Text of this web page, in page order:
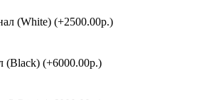
(White) (+2500.00р.)
(Black) (+6000.00р.)